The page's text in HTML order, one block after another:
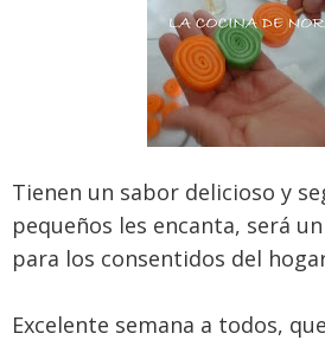
Tienen un sabor delicioso y
pequeños les encanta, será
para los consentidos del
Excelente semana a todos,